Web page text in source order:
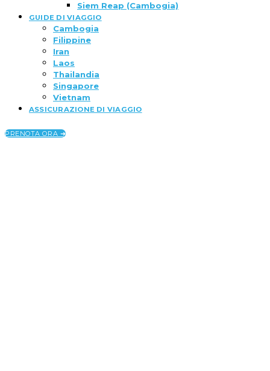
Siem Reap (Cambogia)
GUIDE DI VIAGGIO
Cambogia
Filippine
Iran
Laos
Thailandia
Singapore
Vietnam
ASSICURAZIONE DI VIAGGIO
PRENOTA ORA ➜